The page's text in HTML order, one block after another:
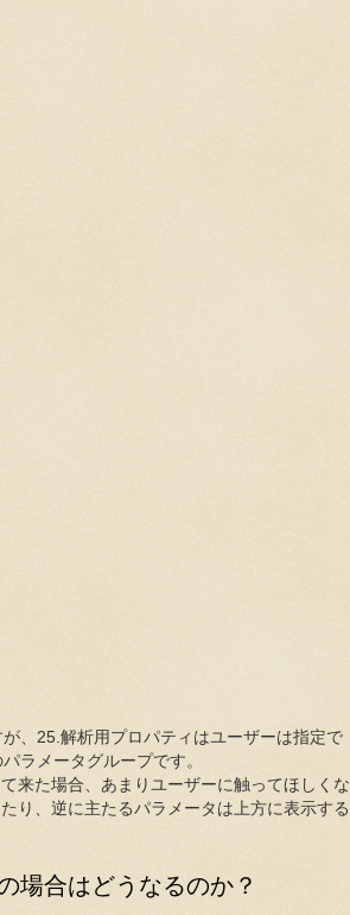
、25.解析用プロパティはユーザーは指定で
ラメータグループです。
来た場合、あまりユーザーに触ってほしくな
り、逆に主たるパラメータは上方に表示する
場合はどうなるのか？